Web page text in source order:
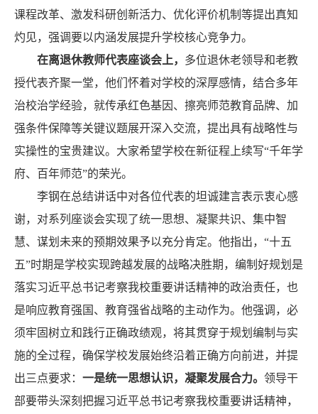
课程改革、激发科研创新活力、优化评价机制等提出真知
灼见，强调要以内涵发展提升学校核心竞争力。
在离退休教师代表座谈会上， 多位退休老领导和老教
授代表齐聚一堂，他们怀着对学校的深厚感情，结合多年
治校治学经验，就传承红色基因、擦亮师范教育品牌、加
强条件保障等关键议题展开深入交流，提出具有战略性与
实操性的宝贵建议。大家希望学校在新征程上续写“千年学
府、百年师范”的荣光。
李钢在总结讲话中对各位代表的坦诚建言表示衷心感
谢，对系列座谈会实现了统一思想、凝聚共识、集中智
慧、谋划未来的预期效果予以充分肯定。他指出，“十五
五”时期是学校实现跨越发展的战略决胜期，编制好规划是
落实习近平总书记考察我校重要讲话精神的政治责任，也
是响应教育强国、教育强省战略的主动作为。他强调，必
须牢固树立和践行正确政绩观，将其贯穿于规划编制与实
施的全过程，确保学校发展始终沿着正确方向前进，并提
出三点要求： 一是统一思想认识， 凝聚发展合力。 领导干
部要带头深刻把握习近平总书记考察我校重要讲话精神，